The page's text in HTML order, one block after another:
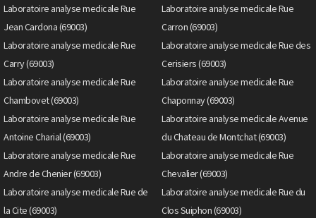
Laboratoire analyse medicale Rue
Jean Cardona (69003)
Laboratoire analyse medicale Rue
Carron (69003)
Laboratoire analyse medicale Rue
Carry (69003)
Laboratoire analyse medicale Rue des
Cerisiers (69003)
Laboratoire analyse medicale Rue
Chambovet (69003)
Laboratoire analyse medicale Rue
Chaponnay (69003)
Laboratoire analyse medicale Rue
Antoine Charial (69003)
Laboratoire analyse medicale Avenue
du Chateau de Montchat (69003)
Laboratoire analyse medicale Rue
Andre de Chenier (69003)
Laboratoire analyse medicale Rue
Chevalier (69003)
Laboratoire analyse medicale Rue de
la Cite (69003)
Laboratoire analyse medicale Rue du
Clos Suiphon (69003)